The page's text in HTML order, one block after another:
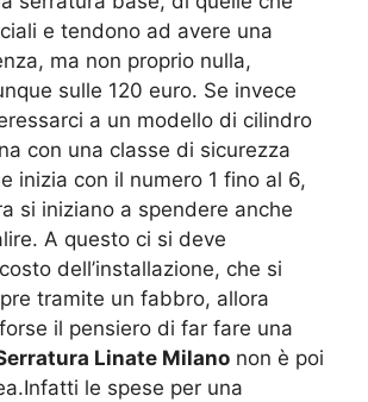
e tendono ad avere una
ma non proprio nulla,
sulle 120 euro. Se invece
a un modello di cilindro
con una classe di sicurezza
inizia con il numero 1 fino al 6,
si iniziano a spendere anche
A questo ci si deve
dell’installazione, che si
tramite un fabbro, allora
il pensiero di far fare una
Linate Milano non è poi
le spese per una